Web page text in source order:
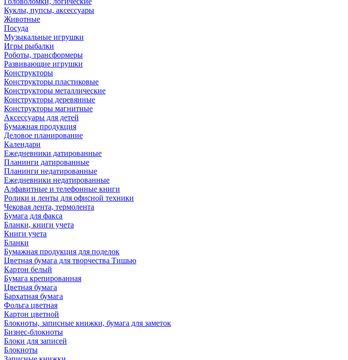
Куклы, пупсы, аксессуары
Животные
Посуда
Музыкальные игрушки
Игры рыбалки
Роботы, трансформеры
Развивающие игрушки
Конструкторы
Конструкторы пластиковые
Конструкторы металлические
Конструкторы деревянные
Конструкторы магнитные
Аксессуары для детей
Бумажная продукция
Деловое планирование
Календари
Ежедневники датированные
Планинги датированные
Планинги недатированные
Ежедневники недатированные
Алфавитные и телефонные книги
Ролики и ленты для офисной техники
Чековая лента, термолента
Бумага для факса
Бланки, книги учета
Книги учета
Бланки
Бумажная продукция для поделок
Цветная бумага для творчества Тишью
Картон белый
Бумага крепированная
Цветная бумага
Бархатная бумага
Фольга цветная
Картон цветной
Блокноты, записные книжки, бумага для заметок
Бизнес-блокноты
Блоки для записей
Блокноты